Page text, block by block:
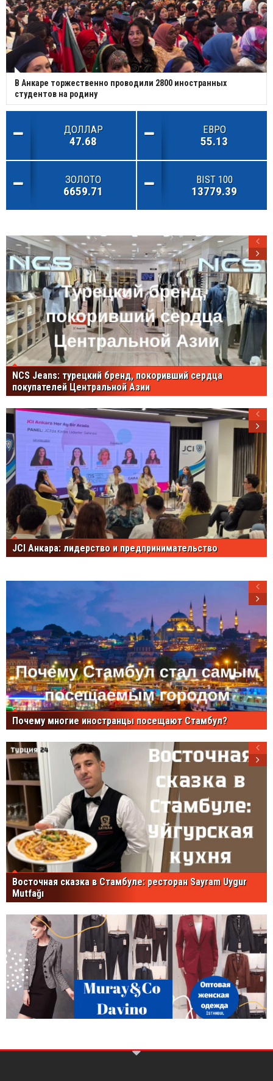
В Анкаре торжественно проводили 2800 иностранных
студентов на родину
ДОЛЛАР
47.68
ЕВРО
55.13
ЗОЛОТО
6659.71
BIST 100
13779.39
NCS Jeans: турецкий бренд, покоривший сердца
покупателей Центральной Азии
JCI Анкара: лидерство и предпринимательство
Почему многие иностранцы посещают Стамбул?
Восточная сказка в Стамбуле: ресторан Sayram Uygur
Mutfağı